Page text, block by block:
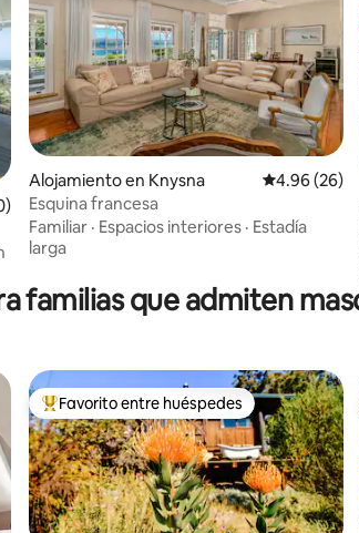
promedio: 4.88 de 5, 40 reseñas
Alojamiento en Knysna Calificación
4.96 (26)
Esquina francesa
Familiar · Espacios interiores · Estadía
larga
familias que admiten
Favorito entre huéspedes preferido
Favorito entre huéspedes